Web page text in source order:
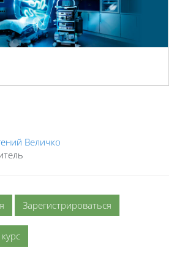
Величко
Зарегистрироваться